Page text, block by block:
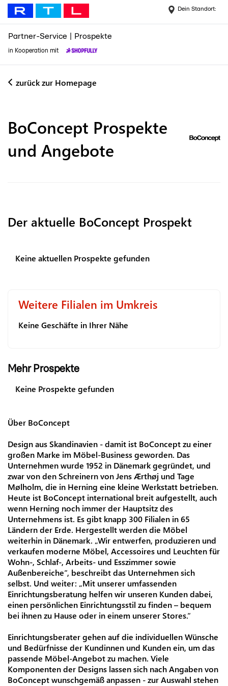
Dein Standort:
Partner-Service Prospekte
in Kooperation mit
zurück zur Homepage
Weitere Filialen im Umkreis
Keine Geschäfte in Ihrer Nähe
BoConcept Prospekte
und Angebote
Der aktuelle BoConcept Prospekt
Keine aktuellen Prospekte gefunden
Mehr Prospekte
Keine Prospekte gefunden
Über BoConcept
Design aus Skandinavien - damit ist BoConcept zu einer
großen Marke im Möbel-Business geworden. Das
Unternehmen wurde 1952 in Dänemark gegründet, und
zwar von den Schreinern von Jens Ærthøj und Tage
Mølholm, die in Herning eine kleine Werkstatt betrieben.
Heute ist BoConcept international breit aufgestellt, auch
wenn Herning noch immer der Hauptsitz des
Unternehmens ist. Es gibt knapp 300 Filialen in 65
Ländern der Erde. Hergestellt werden die Möbel
weiterhin in Dänemark. „Wir entwerfen, produzieren und
verkaufen moderne Möbel, Accessoires und Leuchten für
Wohn-, Schlaf-, Arbeits- und Esszimmer sowie
Außenbereiche“, beschreibt das Unternehmen sich
selbst. Und weiter: „Mit unserer umfassenden
Einrichtungsberatung helfen wir unseren Kunden dabei,
einen persönlichen Einrichtungsstil zu finden – bequem
bei ihnen zu Hause oder in einem unserer Stores.“
Einrichtungsberater gehen auf die individuellen Wünsche
und Bedürfnisse der Kundinnen und Kunden ein, um das
passende Möbel-Angebot zu machen. Viele
Komponenten der Designs lassen sich nach Angaben von
BoConcept wunschgemäß anpassen - zur Auswahl stehen